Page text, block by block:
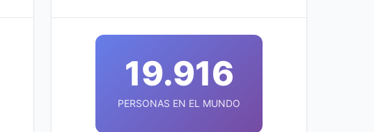
19.916
PERSONAS EN EL MUNDO